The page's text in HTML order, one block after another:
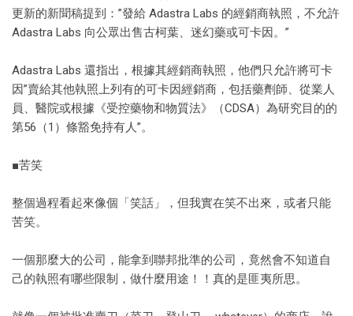
更新的新聞稿提到：”發給 Adastra Labs 的經銷商執照，不允許
Adastra Labs 向公眾出售古柯葉、迷幻藥或可卡因。”
Adastra Labs 還指出，根據其經銷商執照，他們只允許將可卡
因”賣給其他執照上列有的可卡因經銷商，包括藥劑師、從業人
員、醫院或根據《受控藥物和物質法》（CDSA）為研究目的的
第56（1）條豁免持有人”。
■苦笑
整個過程看起來像個「笑話」，但我實在笑不出來，或者只能
苦笑。
一個那麼大的公司，能拿到聯邦批準的公司，竟然會不知道自
己的執照有哪些限制，做什麼用途！！真的是匪夷所思。